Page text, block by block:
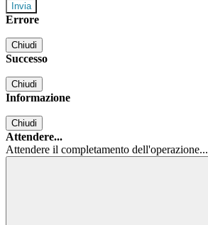
Errore
Chiudi
Successo
Chiudi
Informazione
Chiudi
Attendere...
Attendere il completamento dell'operazione...